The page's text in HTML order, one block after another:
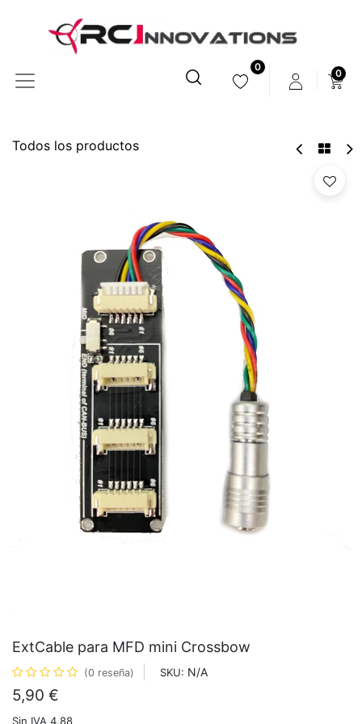
0
0
Todos los productos
ExtCable para MFD mini Crossbow
(0 reseña) SKU: N/A
5,90 €
Sin IVA 4.88